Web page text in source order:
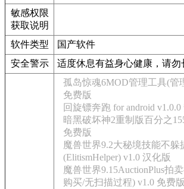
敏感权限
获取说明
软件类型
国产软件
安全警示
适度休息有益身心健康，请勿
孤岛惊魂6MOD管理工具(管
免费版
回旋镖奔跑 for android
暗黑破坏神2重制版百分之
免费版
魔兽世界9.2大秘境技能不躲
(ElitismHelper) v1.0 汉化版
魔兽世界9.15AuctionPlus拍
购买/无扫描过程) v1.0 免费版